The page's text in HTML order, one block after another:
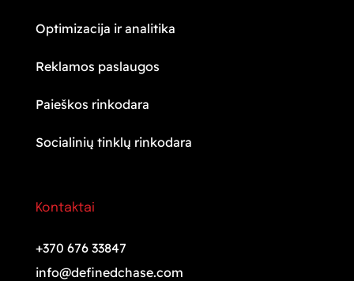
Optimizacija ir analitika
Reklamos paslaugos
Paieškos rinkodara
Socialinių tinklų rinkodara
Kontaktai
+370 676 33847
info@definedchase.com